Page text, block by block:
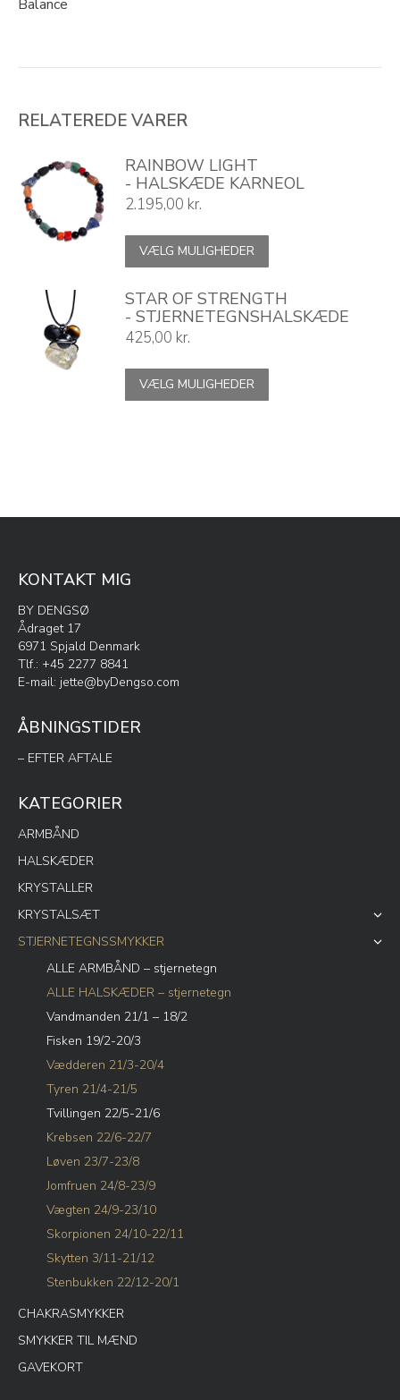
Balance
RELATEREDE VARER
RAINBOW LIGHT
- HALSKÆDE KARNEOL
2.195,00 kr.
VÆLG MULIGHEDER
Dette
flere
varianter.
vælges
varesiden
STAR OF STRENGTH
- STJERNETEGNSHALSKÆDE
425,00 kr.
VÆLG MULIGHEDER
Dette
på
KONTAKT MIG
BY DENGSØ
Ådraget 17
6971 Spjald Denmark
Tlf.: +45 2277 8841
E-mail: jette@byDengso.com
ÅBNINGSTIDER
– EFTER AFTALE
KATEGORIER
ARMBÅND
HALSKÆDER
KRYSTALLER
KRYSTALSÆT
STJERNETEGNSSMYKKER
ALLE ARMBÅND – stjernetegn
ALLE HALSKÆDER – stjernetegn
Vandmanden 21/1 – 18/2
Fisken 19/2-20/3
Vædderen 21/3-20/4
Tyren 21/4-21/5
Tvillingen 22/5-21/6
Krebsen 22/6-22/7
Løven 23/7-23/8
Jomfruen 24/8-23/9
Vægten 24/9-23/10
Skorpionen 24/10-22/11
Skytten 3/11-21/12
Stenbukken 22/12-20/1
CHAKRASMYKKER
SMYKKER TIL MÆND
GAVEKORT